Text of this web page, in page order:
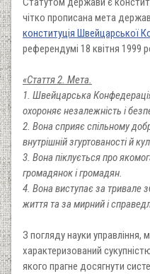
чітко прописана мета
конституція Швейцарської
референдумі 18 квітня 1999
«Стаття 2. Мета.
1. Швейцарська
охороняє незалежність і
2. Вона сприяє спільному
внутрішній згуртованості й
3. Вона піклується про
громадянок і громадян.
4. Вона виступає за тривале
життя та за мирний і
З погляду науки управління,
характеризований
якого прагне досягнути